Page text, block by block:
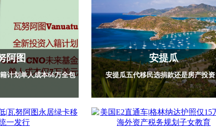
阿图
计划单人成本66万全包
安提瓜
安提瓜五代移民选捐款还是房产投